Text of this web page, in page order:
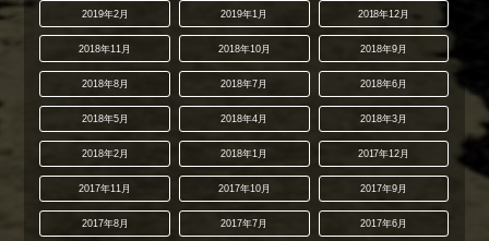
2019年2月 2019年1月 2018年12月
2018年11月 2018年10月 2018年9月
2018年8月 2018年7月 2018年6月
2018年5月 2018年4月 2018年3月
2018年2月 2018年1月 2017年12月
2017年11月 2017年10月 2017年9月
2017年8月 2017年7月 2017年6月